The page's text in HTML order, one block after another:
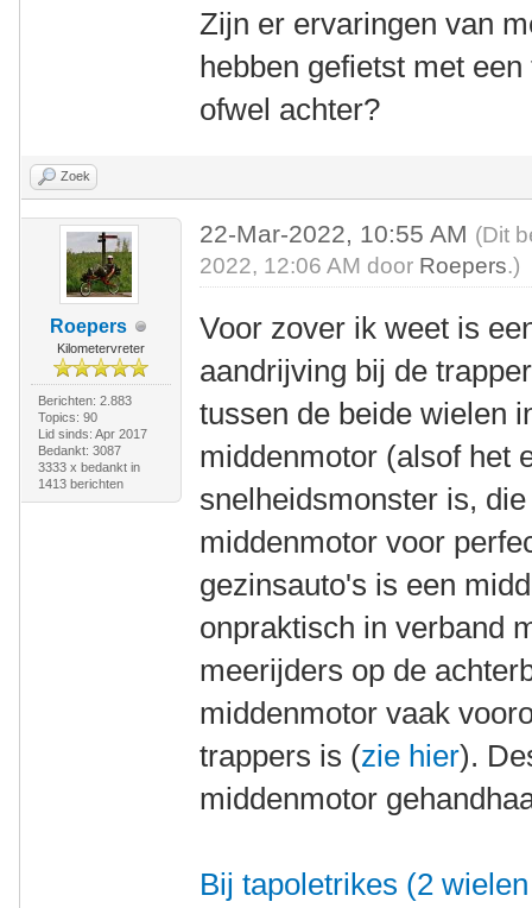
Zijn er ervaringen van
hebben gefietst met
ofwel achter?
Zoek
Roepers
Kilometervreter
Berichten: 2.883
Topics: 90
Lid sinds: Apr 2017
Bedankt: 3087
3333 x bedankt in
1413 berichten
22-Mar-2022, 10:55 AM (Dit
2022, 12:06 AM door Roepers.)
Voor zover ik weet is
aandrijving bij de
tussen de beide wielen
middenmotor (alsof het
snelheidsmonster is,
middenmotor voor
gezinsauto's is een
onpraktisch in verband
meerijders op de
middenmotor vaak
trappers is (zie hier).
middenmotor
Bij tapoletrikes (2